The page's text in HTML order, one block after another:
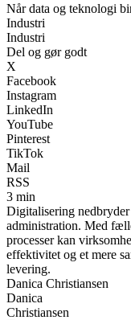
Når data og teknologi
Industri
Industri
Del og gør godt
X
Facebook
Instagram
LinkedIn
YouTube
Pinterest
TikTok
Mail
RSS
3 min
Digitalisering
administration. Med
processer kan
effektivitet og et mere
levering.
Danica Christiansen
Danica
Christiansen